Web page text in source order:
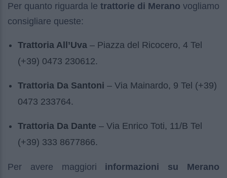
Per quanto riguarda le trattorie di Merano vogliamo
consigliare queste:
Trattoria All’Uva – Piazza del Ricocero, 4 Tel
(+39) 0473 230612.
Trattoria Da Santoni – Via Mainardo, 9 Tel (+39)
0473 233764.
Trattoria Da Dante – Via Enrico Toti, 11/B Tel
(+39) 333 8677866.
Per avere maggiori informazioni su Merano